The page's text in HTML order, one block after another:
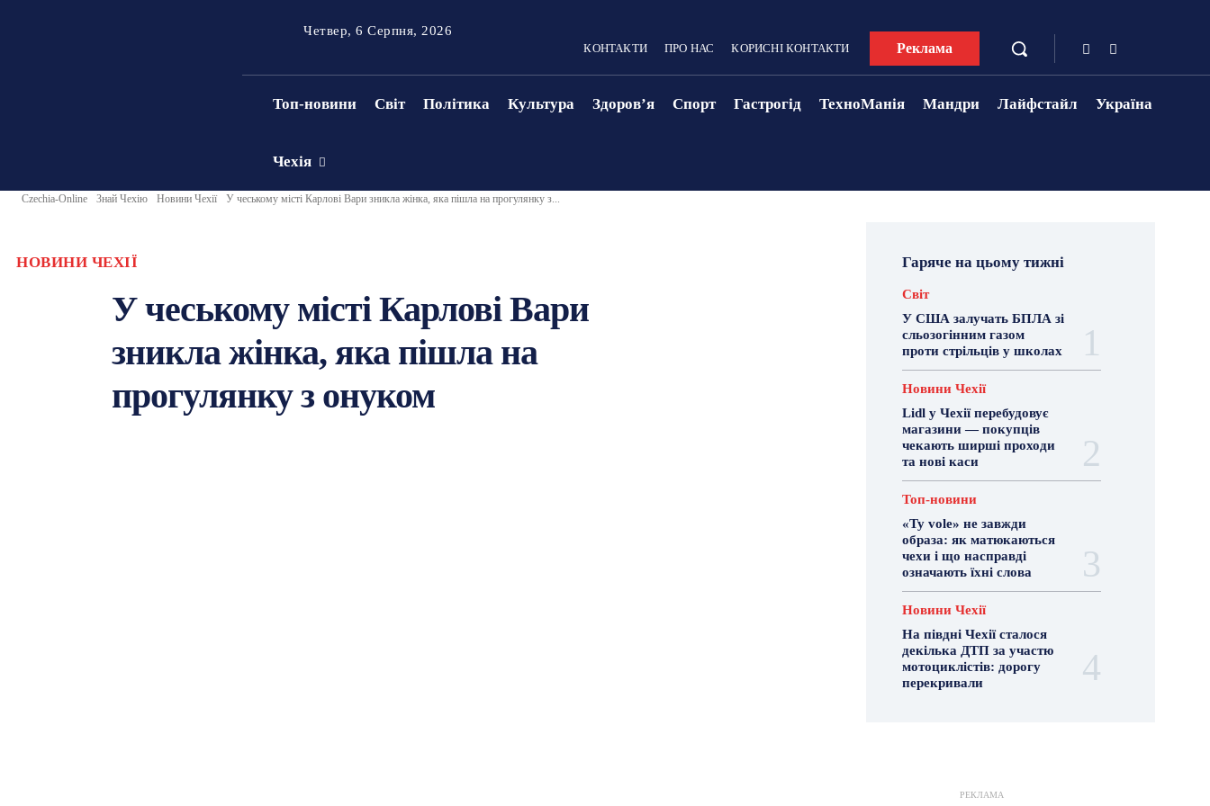
Четвер, 6 Серпня, 2026
КОНТАКТИ ПРО НАС КОРИСНІ КОНТАКТИ Реклама
Топ-новини Світ Політика Культура Здоровʼя Спорт Гастрогід ТехноМанія Мандри Лайфстайл Україна
Чехія
Czechia-Online Знай Чехію Новини Чехії У чеському місті Карлові Вари зникла жінка, яка пішла на прогулянку з...
НОВИНИ ЧЕХІЇ
У чеському місті Карлові Вари
зникла жінка, яка пішла на
прогулянку з онуком
Гаряче на цьому тижні
Світ
У США залучать БПЛА зі
сльозогінним газом
проти стрільців у школах
Новини Чехії
Lidl у Чехії перебудовує
магазини — покупців
чекають ширші проходи
та нові каси
Топ-новини
«Ty vole» не завжди
образа: як матюкаються
чехи і що насправді
означають їхні слова
Новини Чехії
На півдні Чехії сталося
декілька ДТП за участю
мотоциклістів: дорогу
перекривали
РЕКЛАМА